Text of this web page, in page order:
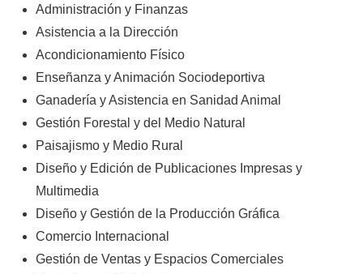
Administración y Finanzas
Asistencia a la Dirección
Acondicionamiento Físico
Enseñanza y Animación Sociodeportiva
Ganadería y Asistencia en Sanidad Animal
Gestión Forestal y del Medio Natural
Paisajismo y Medio Rural
Diseño y Edición de Publicaciones Impresas y
Multimedia
Diseño y Gestión de la Producción Gráfica
Comercio Internacional
Gestión de Ventas y Espacios Comerciales